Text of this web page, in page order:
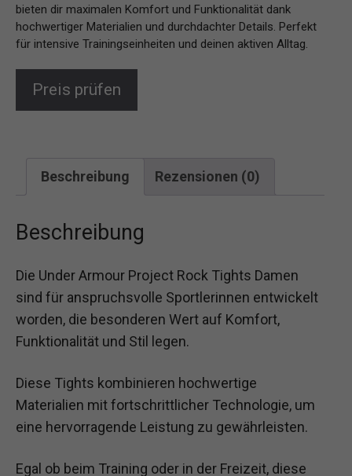
bieten dir maximalen Komfort und Funktionalität dank
hochwertiger Materialien und durchdachter Details. Perfekt
für intensive Trainingseinheiten und deinen aktiven Alltag.
Preis prüfen
Beschreibung Rezensionen (0)
Beschreibung
Die Under Armour Project Rock Tights Damen
sind für anspruchsvolle Sportlerinnen entwickelt
worden, die besonderen Wert auf Komfort,
Funktionalität und Stil legen.
Diese Tights kombinieren hochwertige
Materialien mit fortschrittlicher Technologie, um
eine hervorragende Leistung zu gewährleisten.
Egal ob beim Training oder in der Freizeit, diese